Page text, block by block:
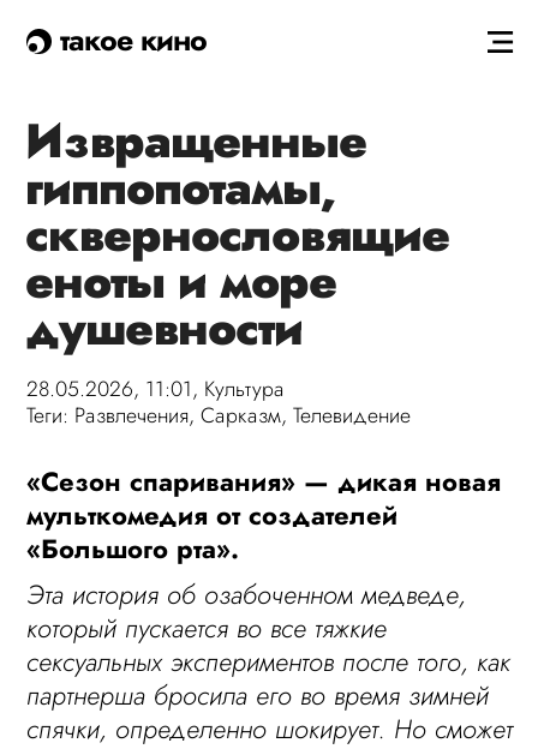
такое кино
Извращенные
гиппопотамы,
сквернословящие
еноты и море
душевности
28.05.2026, 11:01, Культура
Теги: Развлечения,Сарказм,Телевидение
«Сезон спаривания» — дикая новая
мульткомедия от создателей
«Большого рта».
Эта история об озабоченном медведе,
который пускается во все тяжкие
сексуальных экспериментов после того, как
партнерша бросила его во время зимней
спячки, определенно шокирует. Но сможет